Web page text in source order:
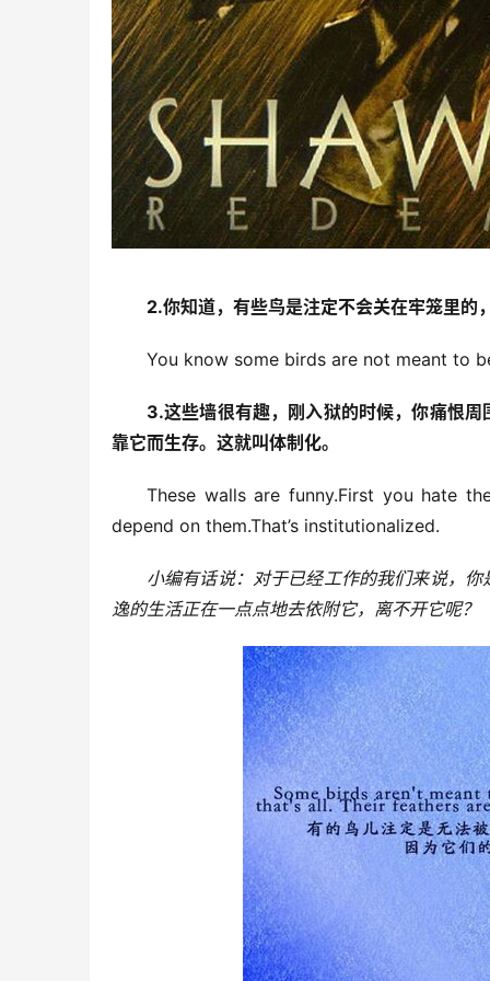
2.你知道，有些鸟是注定不会关在牢笼里的
You know some birds are not meant to
3.这些墙很有趣，刚入狱的时候，你痛恨
靠它而生存。这就叫体制化。
These walls are funny.First you hate
depend on them.That’s institutionalized.
小编有话说：对于已经工作的我们来说，
逸的生活正在一点点地去依附它，离不开它呢？